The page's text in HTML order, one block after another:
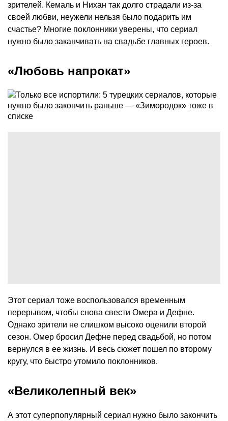
зрителей. Кемаль и Нихан так долго страдали из-за
своей любви, неужели нельзя было подарить им
счастье? Многие поклонники уверены, что сериал
нужно было заканчивать на свадьбе главных героев.
«Любовь напрокат»
Этот сериал тоже воспользовался временным
перерывом, чтобы снова свести Омера и Дефне.
Однако зрители не слишком высоко оценили второй
сезон. Омер бросил Дефне перед свадьбой, но потом
вернулся в ее жизнь. И весь сюжет пошел по второму
кругу, что быстро утомило поклонников.
«Великолепный век»
А этот суперпопулярный сериал нужно было закончить